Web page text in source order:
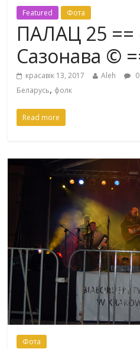
Featured Фота
ПАЛАЦ 25 ==
Сазонава ©
красавік 13, 2017 Aleh
Беларусь, фолк
Read more
Фота